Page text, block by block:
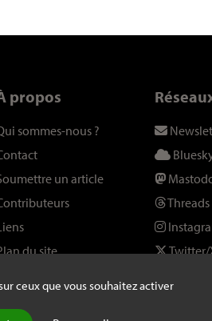
ceux que vous souhaitez activer
propos
sommes-nous?
un article
du site
Threads
Twitter/